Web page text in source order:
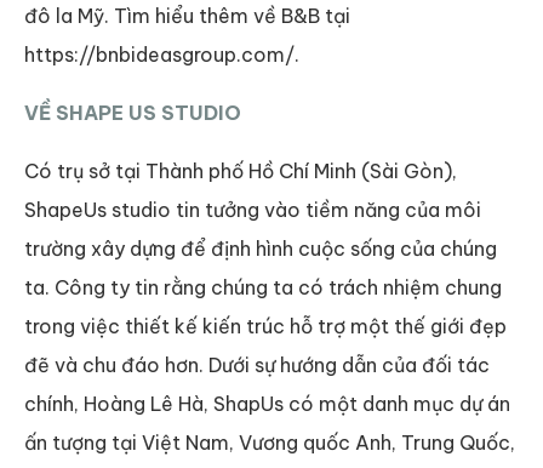
đô la Mỹ. Tìm hiểu thêm về B&B tại
https://bnbideasgroup.com/.
VỀ SHAPE US STUDIO
Có trụ sở tại Thành phố Hồ Chí Minh (Sài Gòn),
ShapeUs studio tin tưởng vào tiềm năng của môi
trường xây dựng để định hình cuộc sống của chúng
ta. Công ty tin rằng chúng ta có trách nhiệm chung
trong việc thiết kế kiến trúc hỗ trợ một thế giới đẹp
đẽ và chu đáo hơn. Dưới sự hướng dẫn của đối tác
chính, Hoàng Lê Hà, ShapUs có một danh mục dự án
ấn tượng tại Việt Nam, Vương quốc Anh, Trung Quốc,